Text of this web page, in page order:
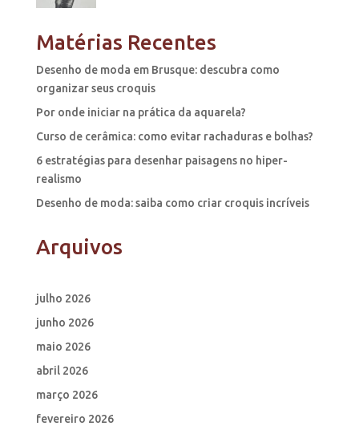
Matérias Recentes
Desenho de moda em Brusque: descubra como
organizar seus croquis
Por onde iniciar na prática da aquarela?
Curso de cerâmica: como evitar rachaduras e bolhas?
6 estratégias para desenhar paisagens no hiper-
realismo
Desenho de moda: saiba como criar croquis incríveis
Arquivos
julho 2026
junho 2026
maio 2026
abril 2026
março 2026
fevereiro 2026